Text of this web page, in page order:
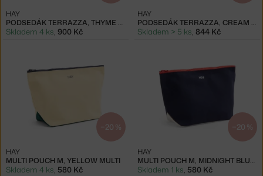
PODSEDÁK TERRAZZA, THYME GREEN
HAY
Skladem 4 ks 900 Kč
PODSEDÁK TERRAZZA, CREAM WHITE
HAY
Skladem > 5 ks 844 Kč
−20 %
MULTI POUCH M, YELLOW MULTI
HAY
Skladem 4 ks, 580 Kč
−20 %
MULTI POUCH M, MIDNIGHT BLUE MULTI
HAY
Skladem 1 ks, 580 Kč